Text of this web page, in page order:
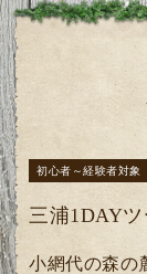
初心者～経験者対象
三浦1DAY
小網代の森の